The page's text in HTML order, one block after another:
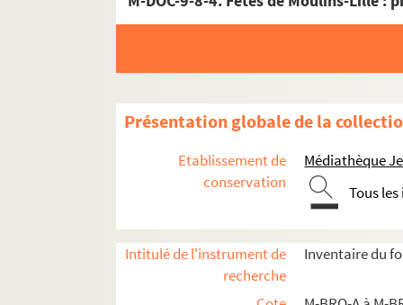
Présentation globale de la
Etablissement de
conservation
Médiathèque
Tous
Intitulé de l'instrument de
recherche
Inventaire du
M-BRO. Brochures du fonds Mahieu
M-DOC. Documents du fonds Mahieu
M-DOC-1. Documents historiques lillois
M-DOC-2. Ancien régime et République